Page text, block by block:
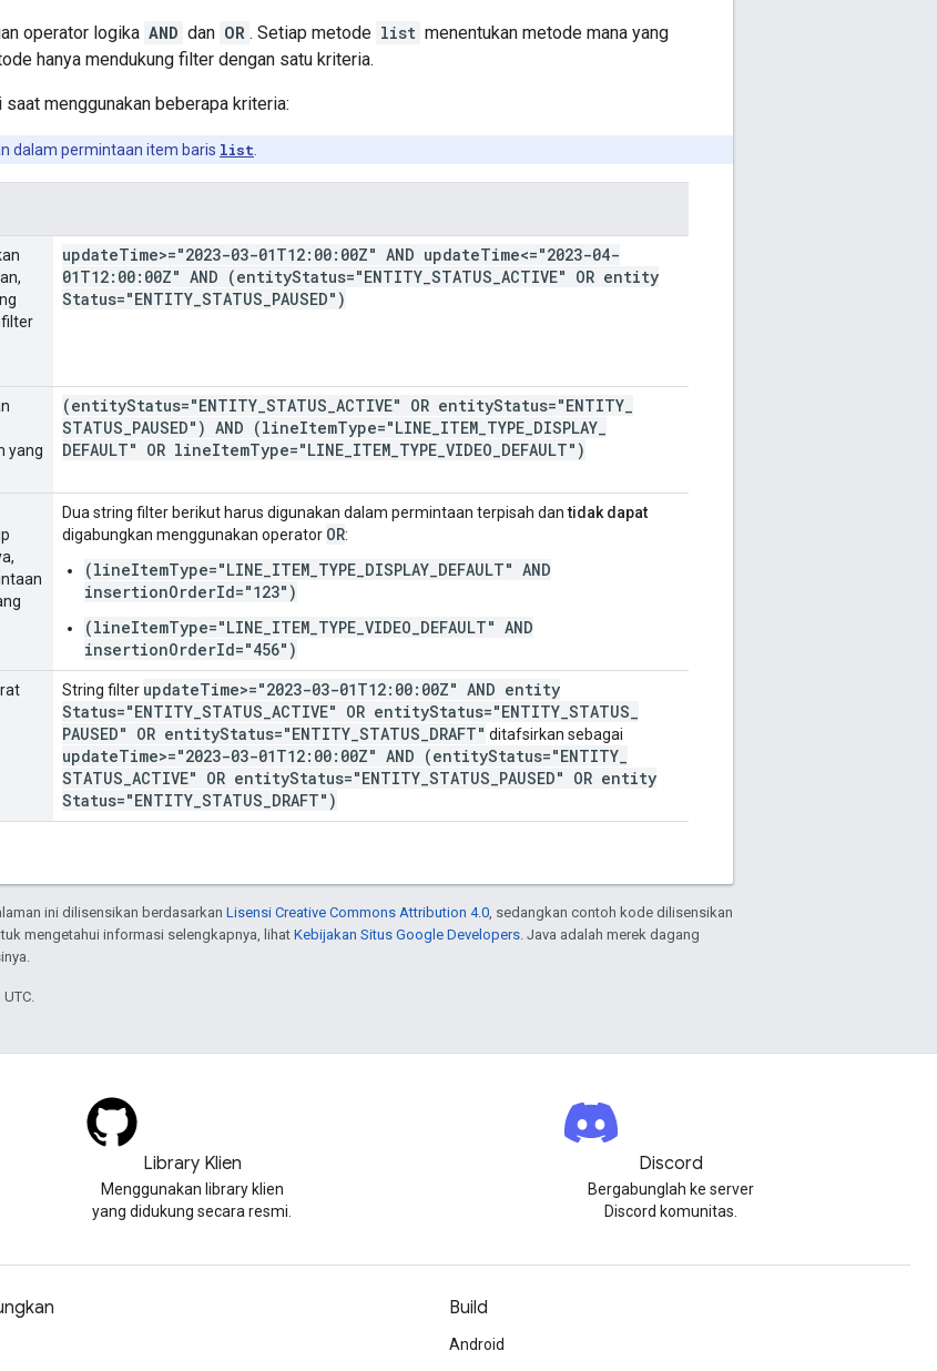
operator logika AND dan OR . Setiap metode list menentukan metode mana yang
hanya mendukung filter dengan satu kriteria.
menggunakan beberapa kriteria:
dalam permintaan item baris list
updateTime>="2023-03-01T12:00:00Z" AND updateTime<="2023-04-
01T12:00:00Z" AND (entityStatus="ENTITY STATUS ACTIVE" OR entity
Status="ENTITY STATUS PAUSED")
yang
(entityStatus="ENTITY STATUS ACTIVE" OR entityStatus="ENTITY
STATUS PAUSED") AND (lineItemType="LINE ITEM TYPE DISPLAY
DEFAULT" OR lineItemType="LINE ITEM TYPE VIDEO DEFAULT")
Dua string filter berikut harus digunakan dalam permintaan terpisah dantidak dapat
digabungkan menggunakan operator OR:
(lineItemType="LINE_ITEM_TYPE_DISPLAY_DEFAULT" AND
insertionOrderId="123")
(lineItemType="LINE_ITEM_TYPE_VIDEO_DEFAULT" AND
insertionOrderId="456")
String filter updateTime>="2023-03-01T12:00:00Z" AND entity
Status="ENTITY STATUS ACTIVE" OR entityStatus="ENTITY STATUS
PAUSED" OR entityStatus="ENTITY STATUS DRAFT" ditafsirkan sebagai
updateTime>="2023-03-01T12:00:00Z" AND (entityStatus="ENTITY
STATUS ACTIVE" OR entityStatus="ENTITY STATUS PAUSED" OR entity
Status="ENTITY STATUS DRAFT")
ini dilisensikan berdasarkan Lisensi Creative Commons Attribution 4.0 , sedangkan contoh kode dilisensikan
mengetahui informasi selengkapnya, lihatKebijakan Situs Google Developers . Java adalah merek dagang
Library Klien
Menggunakan library klien
yang didukung secara resmi.
Discord
Bergabunglah ke server
Discord komunitas.
Build
Android